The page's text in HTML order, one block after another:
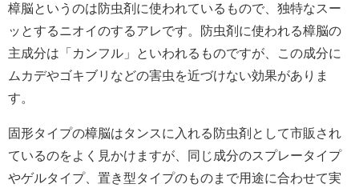
樟脳というのは防虫剤に使われているもので、独特なスー
ッとするニオイのするアレです。防虫剤に使われる樟脳の
主成分は「カンフル」といわれるものですが、この成分に
ムカデやゴキブリなどの害虫を近づけない効果がありま
す。
固形タイプの樟脳はタンスに入れる防虫剤として市販され
ているのをよく見かけますが、同じ成分のスプレータイプ
やゲルタイプ、置き型タイプのものまで用途に合わせて実